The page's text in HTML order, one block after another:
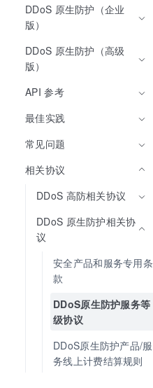
DDoS 原生防护（企业
版）
DDoS 原生防护（高级
版）
API 参考
最佳实践
常见问题
相关协议
DDoS 高防相关协议
DDoS 原生防护相关协
议
安全产品和服务专用条
款
DDoS原生防护服务等
级协议
DDoS原生防护产品/服
务线上计费结算规则